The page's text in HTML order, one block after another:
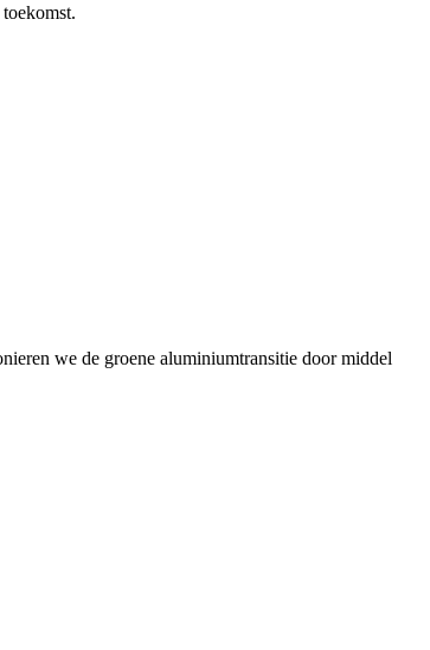
we de groene aluminiumtransitie door middel